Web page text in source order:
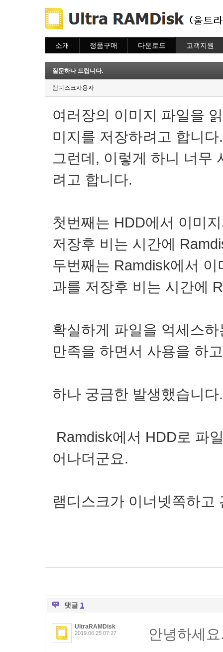
소개 정품구매
주문조회
이용안내
다운로드 고객지원
질문하기
질문하나 드립니다.
램디스크사용자
여러장의 이미지 파일을
미지를 저장하려고 합니다.
그런데, 이렇게 하니 너무
려고 합니다.
첫번째는 HDD에서 이미
저장후 비는 시간에
두번째는 Ramdisk에서
과를 저장후 비는 시간에
확실하게 파일을 억세스
만족을 하면서 사용을 하
하나 궁금한 발생했습니다.
Ramdisk에서 HDD로 파
어나더군요.
램디스크가 이너넷쪽하고
댓글 1
UltraRAMDisk
2019.06.25 07:27 안녕하세